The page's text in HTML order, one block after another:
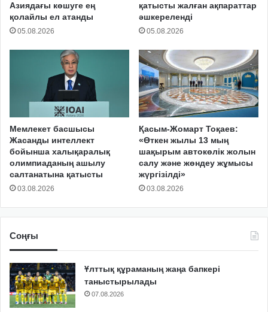
Азиядағы көшуге ең
қолайлы ел атанды
05.08.2026
қатысты жалған ақпараттар
әшкереленді
05.08.2026
Мемлекет басшысы
Жасанды интеллект
бойынша халықаралық
олимпиаданың ашылу
салтанатына қатысты
03.08.2026
Қасым-Жомарт Тоқаев:
«Өткен жылы 13 мың
шақырым автокөлік жолын
салу және жөндеу жұмысы
жүргізілді»
03.08.2026
Соңғы
Ұлттық құраманың жаңа бапкері
таныстырылады
07.08.2026